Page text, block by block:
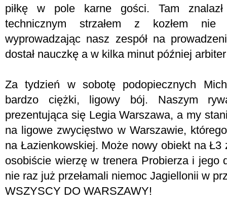
piłkę w pole karne gości. Tam
technicznym strzałem z kozłem nie
wyprowadzając nasz zespół na
dostał nauczkę a w kilka minut później
Za tydzień w sobotę podopiecznych
bardzo ciężki, ligowy bój. Naszym
prezentująca się Legia Warszawa, a my
na ligowe zwycięstwo w Warszawie,
na Łazienkowskiej. Może nowy obiekt na Ł3
osobiście wierzę w trenera Probierza i jego
nie raz już przełamali niemoc Jagiellonii w
WSZYSCY DO WARSZAWY!